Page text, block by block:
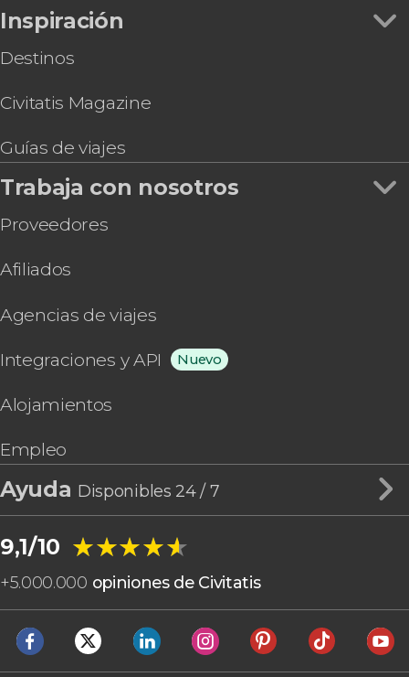
Inspiración
Destinos
Civitatis Magazine
Guías de viajes
Trabaja con nosotros
Proveedores
Afiliados
Agencias de viajes
Integraciones y API Nuevo
Alojamientos
Empleo
Ayuda Disponibles 24 / 7
9,1/10 ★★★★★
★★★★★
+5.000.000 opiniones de Civitatis